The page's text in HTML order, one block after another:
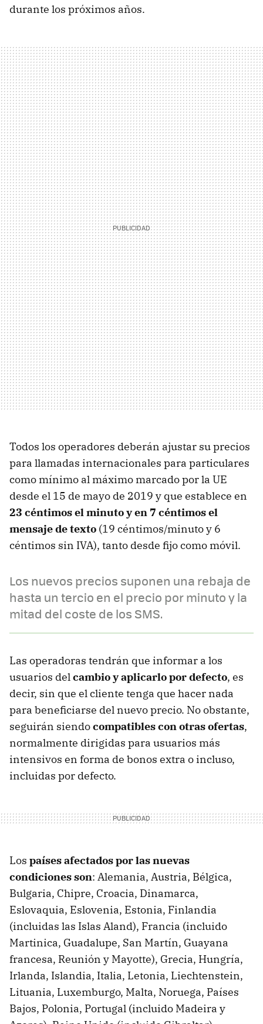
durante los próximos años.
Todos los operadores deberán ajustar su precios
para llamadas internacionales para particulares
como mínimo al máximo marcado por la UE
desde el 15 de mayo de 2019 y que establece en
23 céntimos el minuto y en 7 céntimos el
mensaje de texto (19 céntimos/minuto y 6
céntimos sin IVA), tanto desde fijo como móvil.
Los nuevos precios suponen una rebaja de
hasta un tercio en el precio por minuto y la
mitad del coste de los SMS.
Las operadoras tendrán que informar a los
usuarios delcambio y aplicarlo por defecto, es
decir, sin que el cliente tenga que hacer nada
para beneficiarse del nuevo precio. No obstante,
seguirán siendocompatibles con otras ofertas,
normalmente dirigidas para usuarios más
intensivos en forma de bonos extra o incluso,
incluidas por defecto.
Los países afectados por las nuevas
condiciones son: Alemania, Austria, Bélgica,
Bulgaria, Chipre, Croacia, Dinamarca,
Eslovaquia, Eslovenia, Estonia, Finlandia
(incluidas las Islas Aland), Francia (incluido
Martinica, Guadalupe, San Martín, Guayana
francesa, Reunión y Mayotte), Grecia, Hungría,
Irlanda, Islandia, Italia, Letonia, Liechtenstein,
Lituania, Luxemburgo, Malta, Noruega, Países
Bajos, Polonia, Portugal (incluido Madeira y